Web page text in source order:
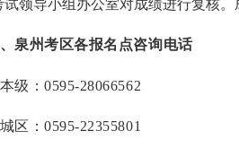
试领导小组办公室对成绩进行复核
泉州考区各报名点咨询电话
级：0595-28066562
区：0595-22355801